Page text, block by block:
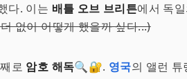
다. 이는 배틀 오브 브리튼에서 독
없이 어떻게 했을까 싶다...)
로 암호 해독🔍🔐. 영국의 앨런 튜